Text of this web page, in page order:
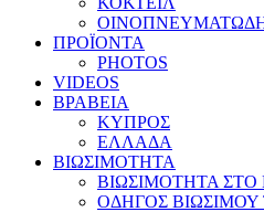
ΠΡΟΪΟΝΤΑ
PHOTOS
VIDEOS
ΒΡΑΒΕΙΑ
ΚΥΠΡΟΣ
ΕΛΛΑΔΑ
ΒΙΩΣΙΜΟΤΗΤΑ
ΒΙΩΣΙΜΟΤΗΤΑ ΣΤΟ
ΟΔΗΓΟΣ